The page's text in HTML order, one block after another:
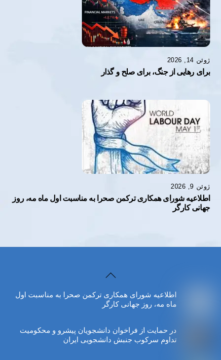
ژوئن 14, 2026
برای رهایی از جنگ، برای صلح و گذار
ژوئن 9, 2026
اطلاعیه شورای همکاری ترکمن صحرا به مناسبت اول ماه مه، روز
جهانی کارگر
Back
Top
اطلاعیه شورای همکاری ترکمن صحرا به مناسبت اول
ماه مه، روز جهانی کارگر
در حمایت از فراخوان دانشجویان پیشرو و محکومیت
تداوم سرکوب جنبش دانشجویی ایران